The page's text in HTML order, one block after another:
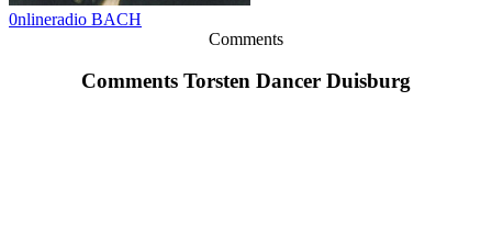
0nlineradio BACH
Comments
Comments Torsten Dancer Duisburg